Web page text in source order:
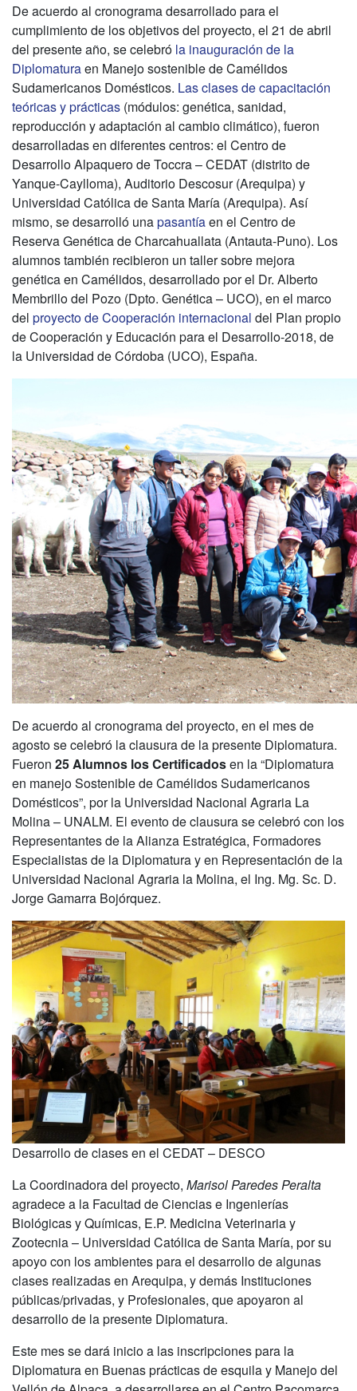
De acuerdo al cronograma desarrollado para el
cumplimiento de los objetivos del proyecto, el 21 de abril
del presente año, se celebró la inauguración de la
Diplomaturaen Manejo sostenible de Camélidos
Sudamericanos Domésticos. Las clases de capacitación
teóricas y prácticas (módulos: genética, sanidad,
reproducción y adaptación al cambio climático), fueron
desarrolladas en diferentes centros: el Centro de
Desarrollo Alpaquero de Toccra – CEDAT (distrito de
Yanque-Caylloma), Auditorio Descosur (Arequipa) y
Universidad Católica de Santa María (Arequipa). Así
mismo, se desarrolló unapasantíaen el Centro de
Reserva Genética de Charcahuallata (Antauta-Puno). Los
alumnos también recibieron un taller sobre mejora
genética en Camélidos, desarrollado por el Dr. Alberto
Membrillo del Pozo (Dpto. Genética – UCO), en el marco
del proyecto de Cooperación internacional del Plan propio
de Cooperación y Educación para el Desarrollo-2018, de
la Universidad de Córdoba (UCO), España.
De acuerdo al cronograma del proyecto, en el mes de
agosto se celebró la clausura de la presente Diplomatura.
Fueron 25 Alumnos los Certificadosen la “Diplomatura
en manejo Sostenible de Camélidos Sudamericanos
Domésticos”, por la Universidad Nacional Agraria La
Molina – UNALM. El evento de clausura se celebró con los
Representantes de la Alianza Estratégica, Formadores
Especialistas de la Diplomatura y en Representación de la
Universidad Nacional Agraria la Molina, el Ing. Mg. Sc. D.
Jorge Gamarra Bojórquez.
Desarrollo de clases en el CEDAT – DESCO
La Coordinadora del proyecto, Marisol Paredes Peralta
agradece a la Facultad de Ciencias e Ingenierías
Biológicas y Químicas, E.P. Medicina Veterinaria y
Zootecnia – Universidad Católica de Santa María, por su
apoyo con los ambientes para el desarrollo de algunas
clases realizadas en Arequipa, y demás Instituciones
públicas/privadas, y Profesionales, que apoyaron al
desarrollo de la presente Diplomatura.
Este mes se dará inicio a las inscripciones para la
Diplomatura en Buenas prácticas de esquila y Manejo del